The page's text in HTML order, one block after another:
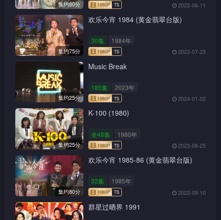
集约80分 2022-06-11
集约75分
欢乐今宵 1984 (黄金翡翠台版)
30集 1984年
2022-07-23
集约25分
Music Break
185集 2023年
2024-01-02
集约25分
K-100 (1980)
全48集 1980年
2023-08-25
集约80分
欢乐今宵 1985-86 (黄金翡翠台版)
32集 1985年
2022-09-10
群星过晒界 1991